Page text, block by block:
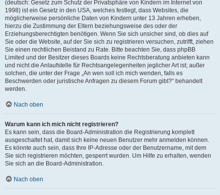
(deutsch: Gesetz zum Schutz der Privatsphäre von Kindern im Internet von
1998) ist ein Gesetz in den USA, welches festlegt, dass Websites, die
möglicherweise persönliche Daten von Kindern unter 13 Jahren erheben,
hierzu die Zustimmung der Eltern beziehungsweise des oder der
Erziehungsberechtigten benötigen. Wenn Sie sich unsicher sind, ob dies auf
Sie oder die Website, auf der Sie sich zu registrieren versuchen, zutrifft, ziehen
Sie einen rechtlichen Beistand zu Rate. Bitte beachten Sie, dass phpBB
Limited und der Besitzer dieses Boards keine Rechtsberatung anbieten kann
und nicht die Anlaufstelle für Rechtsangelegenheiten jeglicher Art ist; außer
solchen, die unter der Frage „An wen soll ich mich wenden, falls es
Beschwerden oder juristische Anfragen zu diesem Forum gibt?“ behandelt
werden.
Nach oben
Warum kann ich mich nicht registrieren?
Es kann sein, dass die Board-Administration die Registrierung komplett
ausgeschaltet hat, damit sich keine neuen Benutzer mehr anmelden können.
Es könnte auch sein, dass Ihre IP-Adresse oder der Benutzername, mit dem
Sie sich registrieren möchten, gesperrt wurden. Um Hilfe zu erhalten, wenden
Sie sich an die Board-Administration.
Nach oben